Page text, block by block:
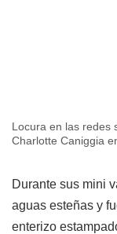
Locura en las redes
Charlotte Caniggia
Durante sus mini
aguas esteñas y
enterizo